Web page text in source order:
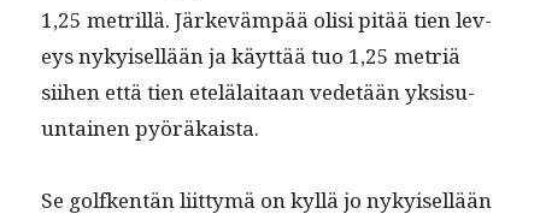
1,25 metril­lä. Järkeväm­pää olisi pitää tien lev­
eys nykyisel­lään ja käyt­tää tuo 1,25 metriä
siihen että tien etelälaitaan vede­tään yksisu­
un­tainen pyöräkaista.
Se golfken­tän liit­tymä on kyl­lä jo nykyisel­lään